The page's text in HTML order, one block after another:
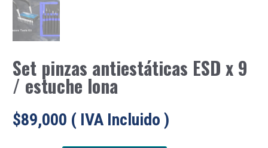
Set pinzas antiestáticas ESD x 9
/ estuche lona
$89,000 ( IVA Incluido )